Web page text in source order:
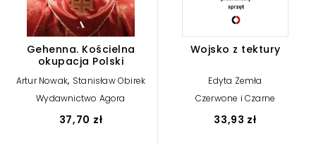
Gehenna. Kościelna
okupacja Polski
Artur Nowak, Stanisław Obirek
Wydawnictwo Agora
37,70 zł
Wojsko z tektury
Edyta Żemła
Czerwone i Czarne
33,93 zł